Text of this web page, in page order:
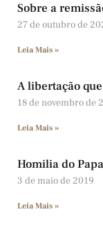
Sobre a
27 de outubro de
Leia Mais »
A libertação
18 de novembro de
Leia Mais »
Homilia do
3 de maio de 2019
Leia Mais »